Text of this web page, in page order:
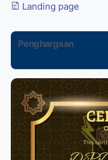
Landing page
Penghargaan